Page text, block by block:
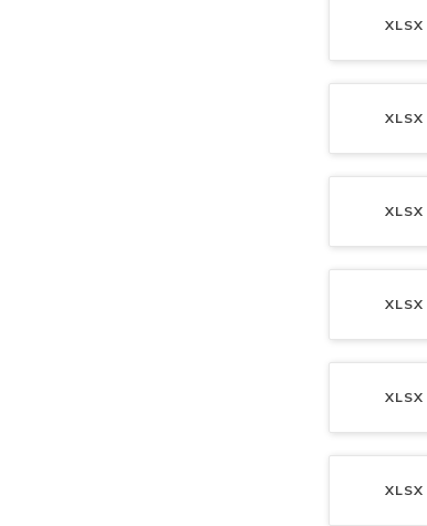
XLSX
XLSX
XLSX
XLSX
XLSX
XLSX